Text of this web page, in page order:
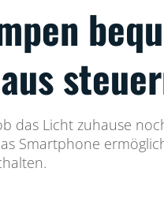
das Licht zuhause
Smartphone